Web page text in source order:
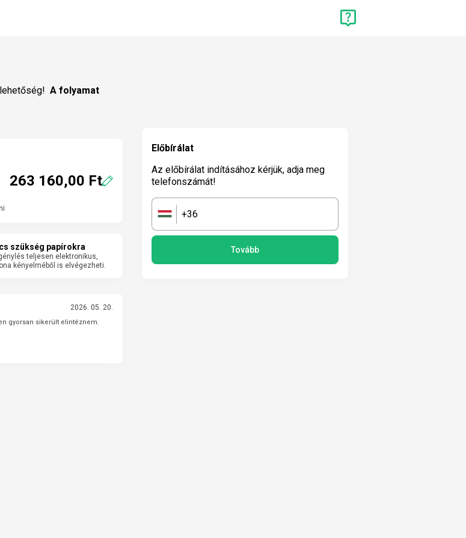
A folyamat
263 160,00 Ft
szükség papírokra
teljesen elektronikus,
kényelméből is elvégezheti.
2026. 05. 20.
ilyen gyorsan sikerült elintéznem.
Előbírálat
Az előbírálat indításához kérjük, adja meg
telefonszámát!
🇭🇺 +36
Tovább